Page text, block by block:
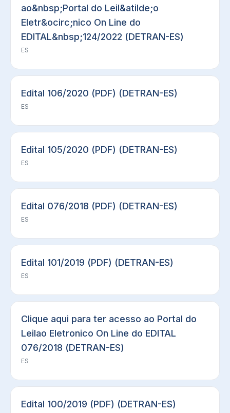
ao&nbsp;Portal do Leil&atilde;o
Eletr&ocirc;nico On Line do
EDITAL&nbsp;124/2022 (DETRAN-ES)
ES
Edital 106/2020 (PDF) (DETRAN-ES)
ES
Edital 105/2020 (PDF) (DETRAN-ES)
ES
Edital 076/2018 (PDF) (DETRAN-ES)
ES
Edital 101/2019 (PDF) (DETRAN-ES)
ES
Clique aqui para ter acesso ao Portal do
Leilao Eletronico On Line do EDITAL
076/2018 (DETRAN-ES)
ES
Edital 100/2019 (PDF) (DETRAN-ES)